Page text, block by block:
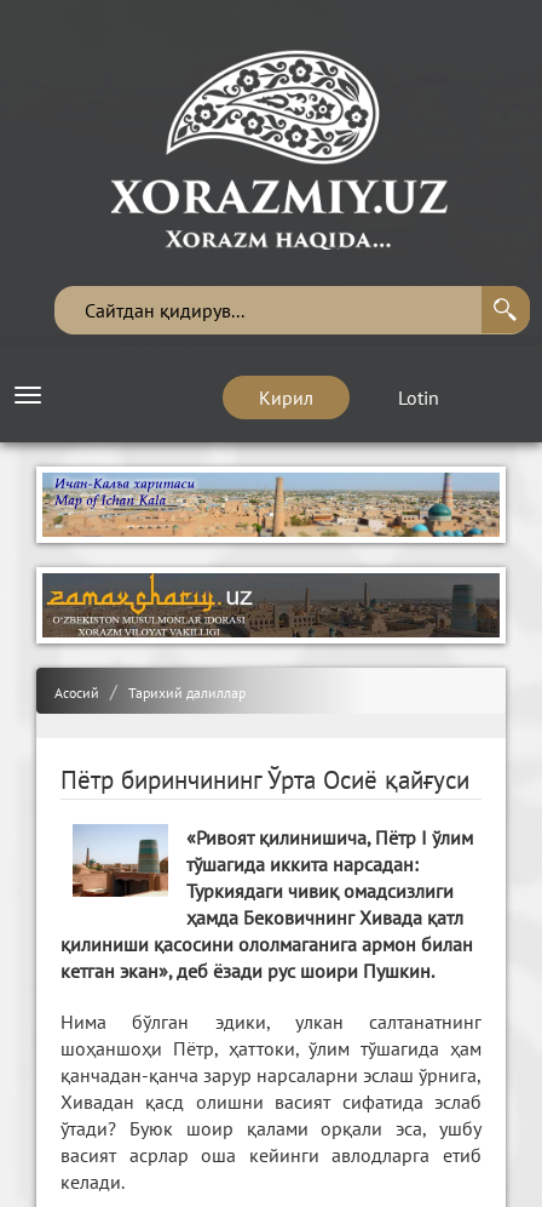
Кирил Lotin
Toggle
Асосий Тарихий далиллар
Пётр биринчининг Ўрта Осиё қайғуси
«Ривоят қилинишича, Пётр I ўлим
тўшагида иккита нарсадан:
Туркиядаги чивиқ омадсизлиги
ҳамда Бековичнинг Хивада қатл
қилиниши қасосини ололмаганига армон билан
кетган экан», деб ёзади рус шоири Пушкин.
Нима бўлган эдики, улкан салтанатнинг
шоҳаншоҳи Пётр, ҳаттоки, ўлим тўшагида ҳам
қанчадан-қанча зарур нарсаларни эслаш ўрнига,
Хивадан қасд олишни васият сифатида эслаб
ўтади? Буюк шоир қалами орқали эса, ушбу
васият асрлар оша кейинги авлодларга етиб
келади.